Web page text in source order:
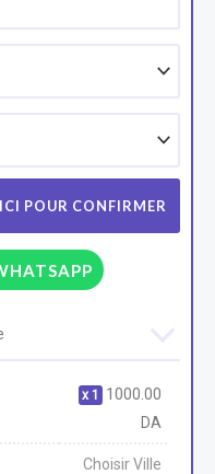
1
1000.00
DA
Choisir Ville